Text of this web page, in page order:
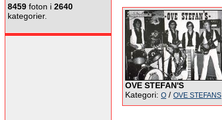
8459 foton i 2640
kategorier.
OVE STEFAN'S
Kategori: O / OVE STEFANS